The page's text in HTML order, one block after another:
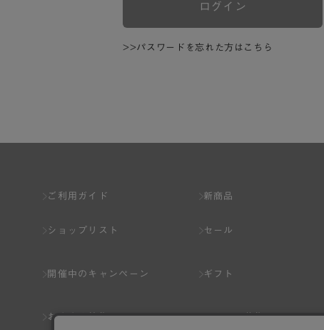
ログイン
>>パスワードを忘れた方はこちら
ご利用ガイド
ショップリスト
開催中のキャンペーン
おすすめ特集
新商品
セール
ギフト
スタッフ募集